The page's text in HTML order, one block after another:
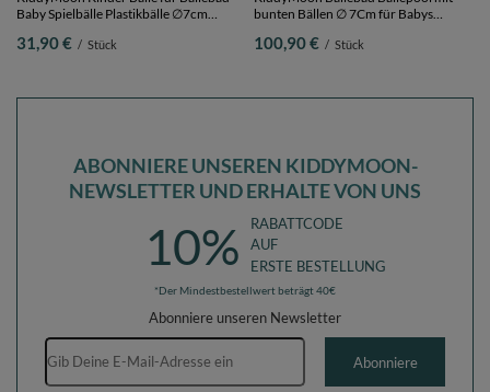
Baby Spielbälle Plastikbälle ∅7cm
Bälle/7cm
31,90 € / Stück
bunten Bällen ∅ 7Cm für Babys
hellgrau:weiß/grau/helltürkis, 90 x 30
100,90 € / Stück
ABONNIERE UNSEREN KIDDYMOON-
NEWSLETTER UND ERHALTE VON UNS
10%
RABATTCODE
AUF
ERSTE BESTELLUNG
*Der Mindestbestellwert beträgt 40€
Abonniere unseren Newsletter
E-Mail-Adresse
Abonniere